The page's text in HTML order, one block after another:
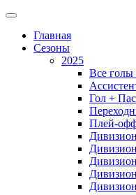
Главная
Сезоны
2025
Все голы
Гол +
Плей-